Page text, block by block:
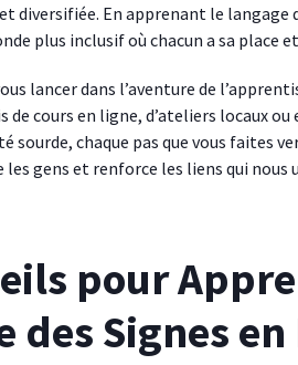
diversifiée. En apprenant le langage
plus inclusif où chacun a sa place
lancer dans l’aventure de
de cours en ligne, d’ateliers locaux
sourde, chaque pas que vous faites
les gens et renforce les liens qui nous
pour
des Signes